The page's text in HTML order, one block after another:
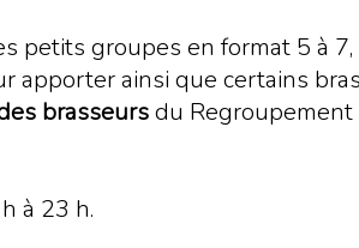
petits groupes en format 5 à 7,
apporter ainsi que certains
brasseursdu Regroupement
à 23 h.